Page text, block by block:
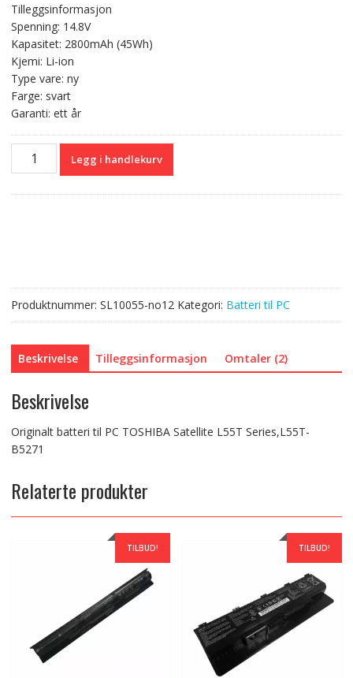
var:
kr 552,00.
er:
Tilleggsinformasjon
Spenning: 14.8V
Kapasitet: 2800mAh (45Wh)
Kjemi: Li-ion
Type vare: ny
Farge: svart
Garanti: ett år
Originalt
batteri
B5271
antall
Legg i handlekurv
Produktnummer: SL10055-no12 Kategori: Batteri til PC
Beskrivelse Tilleggsinformasjon Omtaler (2)
Beskrivelse
Originalt batteri til PC TOSHIBA Satellite L55T Series,L55T-
B5271
Relaterte produkter
TILBUD! TILBUD!